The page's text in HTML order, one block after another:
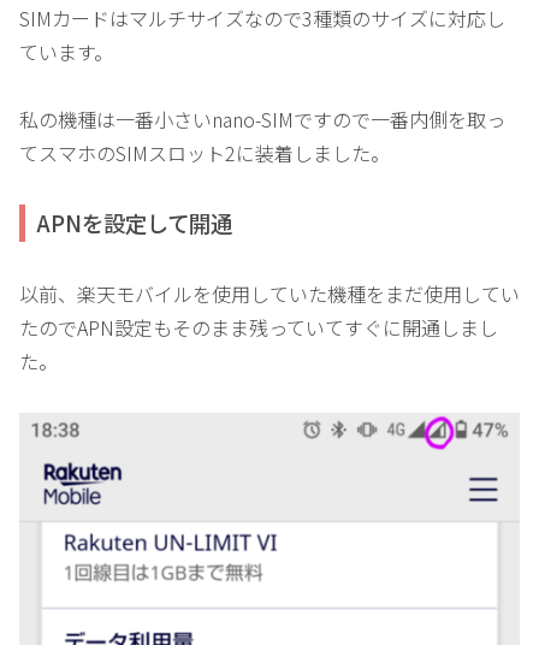
SIMカードはマルチサイズなので3種類のサイズに対応し
ています。
私の機種は一番小さいnano-SIMですので一番内側を取っ
てスマホのSIMスロット2に装着しました。
APNを設定して開通
以前、楽天モバイルを使用していた機種をまだ使用してい
たのでAPN設定もそのまま残っていてすぐに開通しまし
た。